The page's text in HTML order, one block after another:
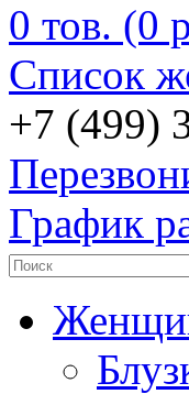
0 тов. (0
Список
+7 (499)
График